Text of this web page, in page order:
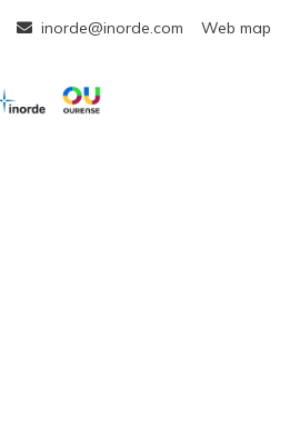
inorde@inorde.com Web map